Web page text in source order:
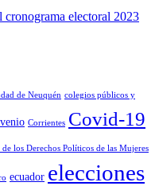
electoral 2023
de Neuquén colegios públicos y
Corrientes Covid-19
de los Derechos Políticos de las Mujeres
ecuador elecciones